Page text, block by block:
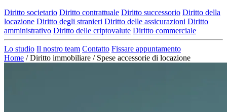
Diritto societario Diritto contrattuale Diritto successorio Diritto della
locazione Diritto degli stranieri Diritto delle assicurazioni Diritto
amministrativo Diritto delle criptovalute Diritto commerciale
Lo studio Il nostro team Contatto Fissare appuntamento
Home / Diritto immobiliare / Spese accessorie di locazione